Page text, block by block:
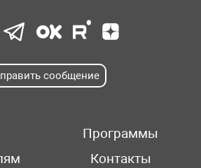
сообщение
Программы
Контакты